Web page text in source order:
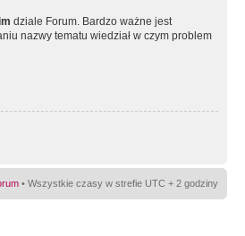
dziale Forum. Bardzo ważne jest
nazwy tematu wiedział w czym problem
• Wszystkie czasy w strefie UTC + 2 godziny